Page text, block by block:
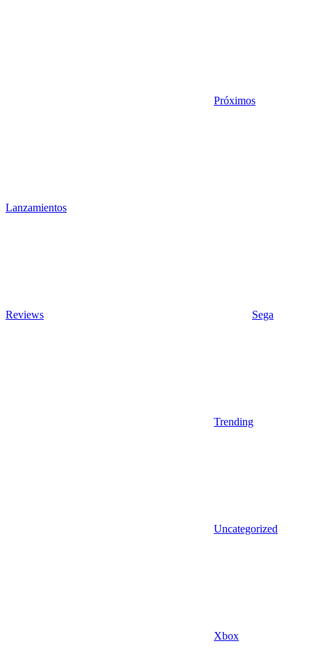
Próximos
Lanzamientos
Reviews Sega
Trending
Uncategorized
Xbox